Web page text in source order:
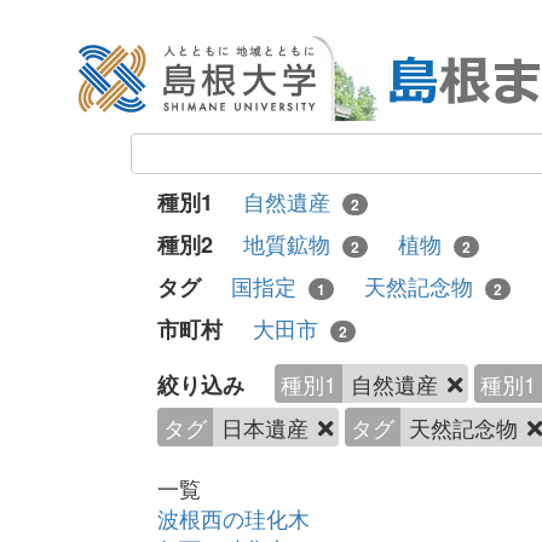
種別1 自然遺産 2
種別2 地質鉱物 2 植物 2
タグ 国指定 1 天然記念物 2
市町村
大田市 2
絞り込み 種別1 自然遺産
種別1
タグ 日本遺産 タグ 天然記念物
一覧
波根西の珪化木